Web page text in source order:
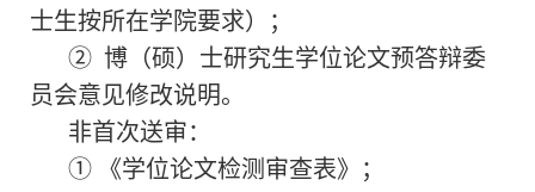
士生按所在学院要求）；
② 博（硕）士研究生学位论文预答辩委
员会意见修改说明。
非首次送审：
①
《学位论文检测审查表》；